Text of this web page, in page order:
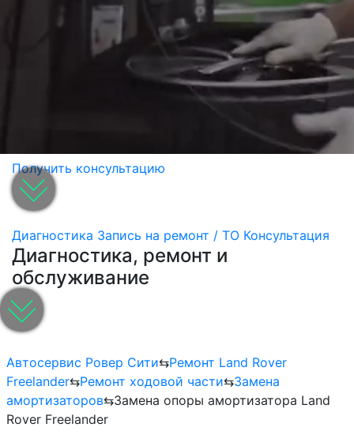
Получить консультацию
Диагностика Запись на ремонт / ТО Консультация
Диагностика, ремонт и
обслуживание
Автосервис Ровер Сити⇆Ремонт Land Rover
Freelander⇆Ремонт ходовой части⇆Замена
амортизаторов⇆Замена опоры амортизатора Land
Rover Freelander